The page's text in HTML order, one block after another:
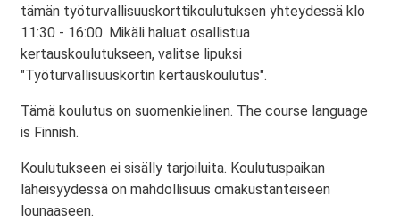
tämän työturvallisuuskorttikoulutuksen yhteydessä klo
11:30 - 16:00. Mikäli haluat osallistua
kertauskoulutukseen, valitse lipuksi
"Työturvallisuuskortin kertauskoulutus".
Tämä koulutus on suomenkielinen. The course language
is Finnish.
Koulutukseen ei sisälly tarjoiluita. Koulutuspaikan
läheisyydessä on mahdollisuus omakustanteiseen
lounaaseen.